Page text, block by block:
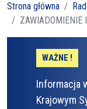
Strona główna
WAŻNE !
Informacja
Krajowym